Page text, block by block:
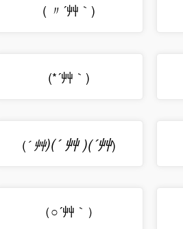
( 〃´艸｀)
(*´艸｀)
( ´ 艸)(´ 艸 )(´艸)
（○´艸｀）